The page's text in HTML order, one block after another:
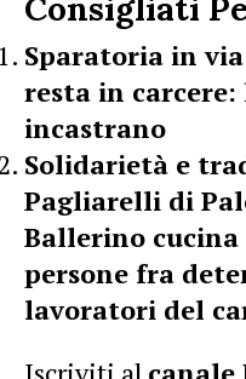
Sparatoria in
resta in
incastrano
Solidarietà e
Pagliarelli di
Ballerino cucina
persone fra
lavoratori del